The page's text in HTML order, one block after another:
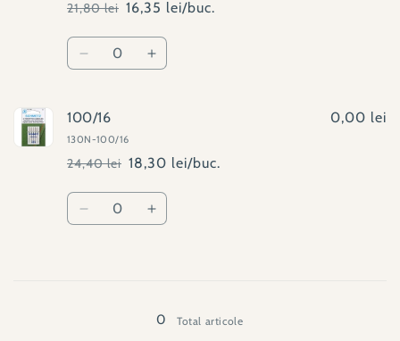
Preț
obișnuit
21,80 lei
Preț
redus
16,35 lei/buc.
Cantitate
Reduceți
90/14
Creșteți
100/16
130N-100/16
Preț
obișnuit
24,40 lei
Preț
redus
18,30 lei/buc.
0,00 lei
Cantitate
Reduceți
Creșteți
0
Total articole